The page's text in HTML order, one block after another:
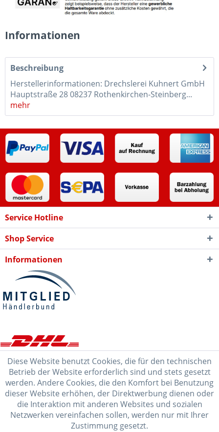
Informationen
Beschreibung
Herstellerinformationen: Drechslerei Kuhnert GmbH
Hauptstraße 28 08237 Rothenkirchen-Steinberg...
mehr
Service Hotline
Shop Service
Informationen
Diese Website benutzt Cookies, die für den technischen
Betrieb der Website erforderlich sind und stets gesetzt
werden. Andere Cookies, die den Komfort bei Benutzung
dieser Website erhöhen, der Direktwerbung dienen oder
die Interaktion mit anderen Websites und sozialen
Netzwerken vereinfachen sollen, werden nur mit Ihrer
Zustimmung gesetzt.